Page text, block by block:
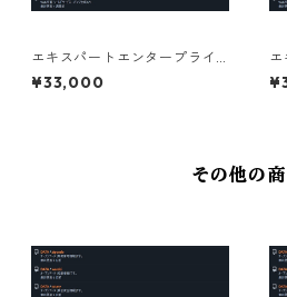
エキスパートエンタープライ
ズサブスクリプションライセ
ンス 1年 個人向け
¥33,000
エ
ズ
その他の